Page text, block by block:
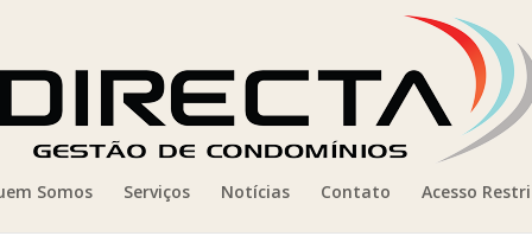
Somos Serviços Notícias Contato Acesso